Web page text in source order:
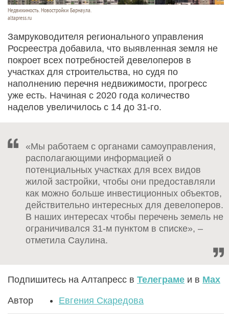
Недвижимость. Новостройки Барнаула.
altapress.ru
Замруководителя регионального управления
Росреестра добавила, что выявленная земля не
покроет всех потребностей девелоперов в
участках для строительства, но судя по
наполнению перечня недвижимости, прогресс
уже есть. Начиная с 2020 года количество
наделов увеличилось с 14 до 31-го.
«Мы работаем с органами самоуправления,
располагающими информацией о
потенциальных участках для всех видов
жилой застройки, чтобы они предоставляли
как можно больше инвестиционных объектов,
действительно интересных для девелоперов.
В наших интересах чтобы перечень земель не
ограничивался 31-м пунктом в списке», –
отметила Саулина.
Подпишитесь на Алтапресс в Телеграме и в Max
Автор Евгения Скаредова